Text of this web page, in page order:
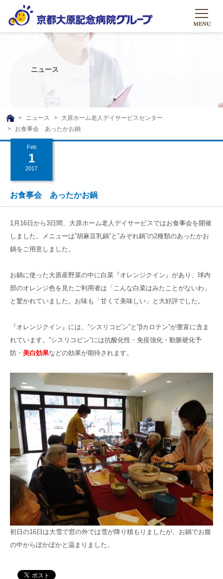
グループについて
グループについて
理事長挨拶
沿革ストーリー
基本的マインド
社会貢献活動
グループの取り組み
リハビリテーション
訪問サービス
高齢者介護施設
高齢者共生型まちづくり事業
食へのこだわり
大原のこと
メディア
ニュース
広報誌
メディア掲載一覧
公式SNS
SNS運用ポリシー
シャトルバス
友達追加
京都近衛 リハ病院
八瀬大原Ⅰ番館
リクルート
ニュース
TOP
ニュース
大原ホーム老人デイサービスセンター
お食事会 あったかお鍋
Feb
1
2017
お食事会 あったかお鍋
1月16日から3日間、大原ホーム老人デイサービスではお食事会を開催
しました。メニューは”胡麻豆乳鍋”と”みぞれ鍋”の2種類のあったかお
鍋をご用意しました。
お鍋に使った大原産野菜の中に白菜『オレンジクイン』があり、球内
部のオレンジ色を見たご利用者は「こんな白菜はみたことがないわ」
と驚かれていました。お味も「甘くて美味しい」と大好評でした。
『オレンジクイン』には、”シスリコピン”と”βカロテン”が豊富に含ま
れています。”シスリコピン”には抗酸化性・免疫強化・動脈硬化予
防・ 美白効果などの効果が期待されます。
初日の16日は大雪で窓の外では雪が降り積もりましたが、お鍋でお腹
の中からぽかぽかと温まりました。